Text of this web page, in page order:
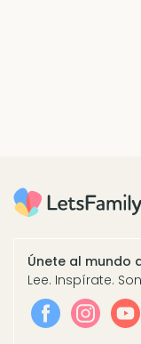
Únete al mundo
Lee. Inspírate.